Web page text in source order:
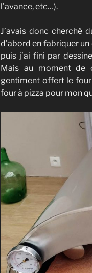
l’avance, etc…).
J’avais donc cherché
d’abord en fabriquer
puis j’ai fini par
Mais au moment de
gentiment offert le
four à pizza pour mon